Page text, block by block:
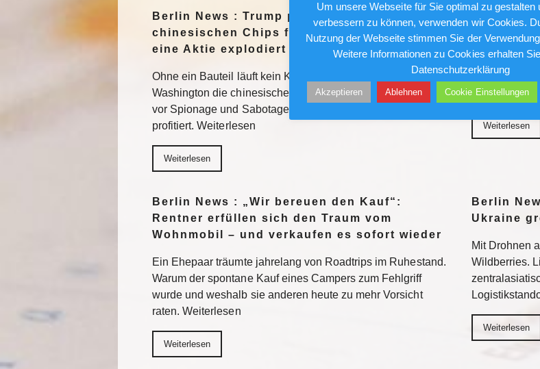
Berlin News : Trump plant Verbot von
chinesischen Chips für KI-Rechenzentren –
eine Aktie explodiert
Ohne ein Bauteil läuft kein KI-Rechenzentrum. Nun will
Washington die chinesische Technik verbannen, aus Sorge
vor Spionage und Sabotage. Ein US-Konzern
profitiert. Weiterlesen
Weiterlesen
Berlin
Hier
An mehreren
gewarnt.
mehrere
Weiterlesen
Berlin News : „Wir bereuen den Kauf“:
Rentner erfüllen sich den Traum vom
Wohnmobil – und verkaufen es sofort wieder
Ein Ehepaar träumte jahrelang von Roadtrips im Ruhestand.
Warum der spontane Kauf eines Campers zum Fehlgriff
wurde und weshalb sie anderen heute zu mehr Vorsicht
raten. Weiterlesen
Weiterlesen
Berlin
Ukraine
Mit Drohnen
Wildberries.
Weiterlesen
Um unsere Webseite für Sie optimal zu gestalten
verbessern zu können, verwenden wir Cookies.
Nutzung der Webseite stimmen Sie der
Weitere Informationen zu Cookies erhalten
Datenschutzerklärung
Akzeptieren Ablehnen Cookie Einstellungen